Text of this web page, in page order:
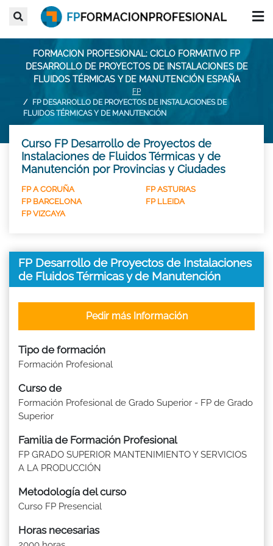
FORMACION PROFESIONAL: CICLO FORMATIVO FP
DESARROLLO DE PROYECTOS DE INSTALACIONES DE
FLUIDOS TÉRMICAS Y DE MANUTENCIÓN ESPAÑA
FP
FP DESARROLLO DE PROYECTOS DE INSTALACIONES DE
FLUIDOS TÉRMICAS Y DE MANUTENCIÓN
Curso FP Desarrollo de Proyectos de
Instalaciones de Fluidos Térmicas y de
Manutención por Provincias y Ciudades
FP A CORUÑA
FP ASTURIAS
FP BARCELONA
FP LLEIDA
FP VIZCAYA
FP Desarrollo de Proyectos de Instalaciones
de Fluidos Térmicas y de Manutención
Tipo de formación
Formación Profesional
Curso de
Formación Profesional de Grado Superior - FP de Grado
Superior
Familia de Formación Profesional
FP GRADO SUPERIOR MANTENIMIENTO Y SERVICIOS
A LA PRODUCCIÓN
Metodología del curso
Curso FP Presencial
Horas necesarias
Pedir más Información